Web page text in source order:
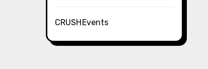
CRUSHEvents